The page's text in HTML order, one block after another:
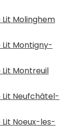
Molinghem
Montigny-
Montreuil
Neufchâtel-
Noeux-les-